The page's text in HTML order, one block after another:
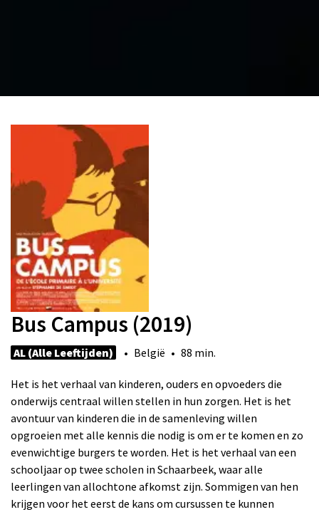
Bus Campus (2019)
AL (Alle Leeftijden) • België • 88 min.
Het is het verhaal van kinderen, ouders en opvoeders die
onderwijs centraal willen stellen in hun zorgen. Het is het
avontuur van kinderen die in de samenleving willen
opgroeien met alle kennis die nodig is om er te komen en zo
evenwichtige burgers te worden. Het is het verhaal van een
schooljaar op twee scholen in Schaarbeek, waar alle
leerlingen van allochtone afkomst zijn. Sommigen van hen
krijgen voor het eerst de kans om cursussen te kunnen